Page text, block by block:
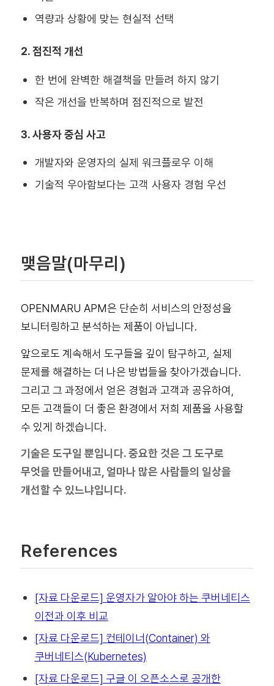
역량과 상황에 맞는 현실적 선택
2. 점진적 개선
한 번에 완벽한 해결책을 만들려 하지 않기
작은 개선을 반복하며 점진적으로 발전
3. 사용자 중심 사고
개발자와 운영자의 실제 워크플로우 이해
기술적 우아함보다는 고객 사용자 경험 우선
맺음말(마무리)
OPENMARU APM은 단순히 서비스의 안정성을
보니터링하고 분석하는 제품이 아닙니다.
앞으로도 계속해서 도구들을 깊이 탐구하고, 실제
문제를 해결하는 더 나은 방법들을 찾아가겠습니다.
그리고 그 과정에서 얻은 경험과 고객과 공유하여,
모든 고객들이 더 좋은 환경에서 저희 제품을 사용할
수 있게 하겠습니다.
기술은 도구일 뿐입니다. 중요한 것은 그 도구로
무엇을 만들어내고, 얼마나 많은 사람들의 일상을
개선할 수 있느냐입니다.
References
[자료 다운로드] 운영자가 알아야 하는 쿠버네티스
이전과 이후 비교
[자료 다운로드] 컨테이너(Container) 와
쿠버네티스(Kubernetes)
[자료 다운로드] 구글 이 오픈소스로 공개한